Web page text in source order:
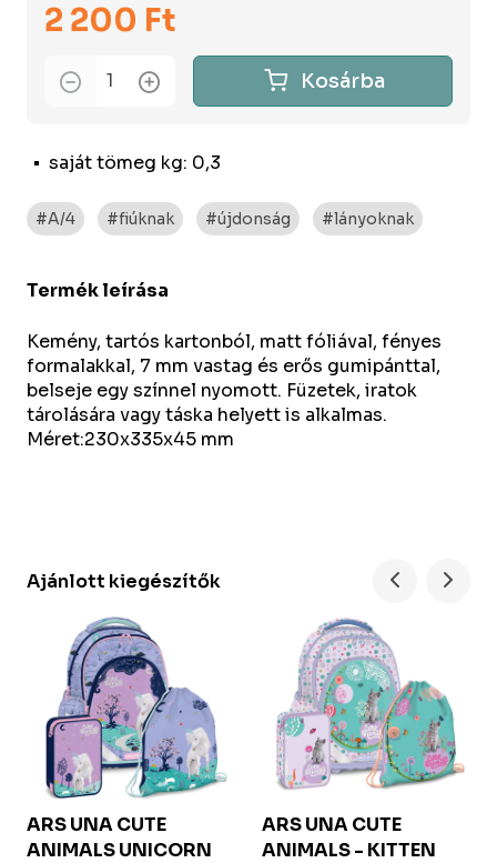
saját tömeg kg: 0,3
2 200 Ft
Kosárba
#A/4 #fiúknak #újdonság #lányoknak
Termék leírása
Kemény, tartós kartonból, matt fóliával, fényes
formalakkal, 7 mm vastag és erős gumipánttal,
belseje egy színnel nyomott. Füzetek, iratok
tárolására vagy táska helyett is alkalmas.
Méret:230x335x45 mm
Ajánlott kiegészítők
ARS UNACUTE
ANIMALS UNICORN
ARS UNACUTE
ANIMALS - KITTEN